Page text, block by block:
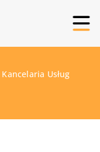
Kancelaria Usług